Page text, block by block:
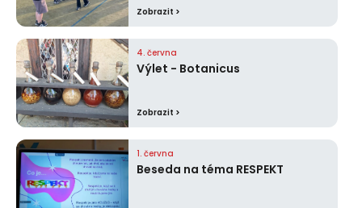
Zobrazit >
4. června
Výlet - Botanicus
Zobrazit >
1. června
Beseda na téma RESPEKT